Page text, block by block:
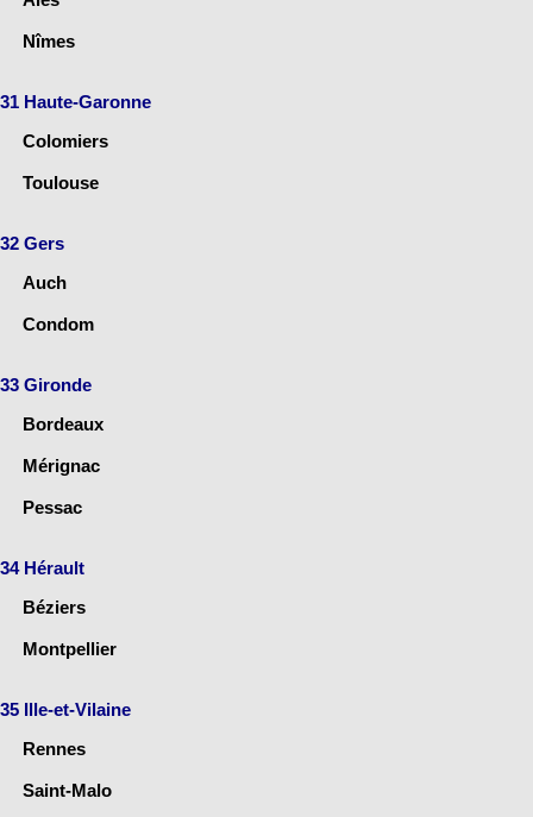
Nîmes
31 Haute-Garonne
Colomiers
Toulouse
32 Gers
Auch
Condom
33 Gironde
Bordeaux
Mérignac
Pessac
34 Hérault
Béziers
Montpellier
35 Ille-et-Vilaine
Rennes
Saint-Malo